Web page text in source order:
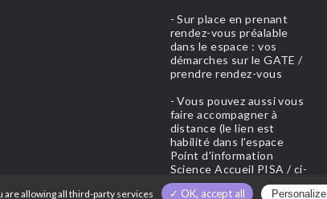
- Sur place en prenant
rendez-vous préalable
dans le espace : vos
démarches sur le GATE /
prendre rendez-vous
- Vous pouvez aussi vous
faire accompagner à
distance (le lien est
habilité dans l'espace
Point d'information
Science Accueil PISA / ci-
dessous)
are allowing all third-party services ✓ OK, accept all Personalize